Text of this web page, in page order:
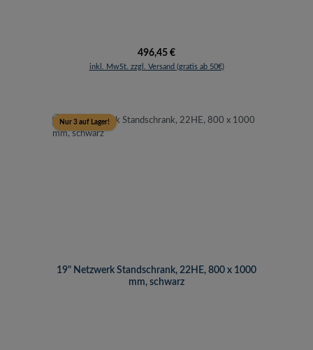
Regulärer Preis:
496,45 €
inkl. MwSt. zzgl. Versand (gratis ab 50€)
Nur 3 auf Lager!
19" Netzwerk Standschrank, 22HE, 800 x 1000
mm, schwarz